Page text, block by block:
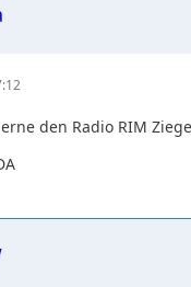
den Radio RIM